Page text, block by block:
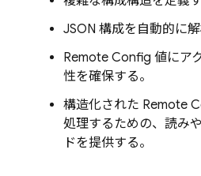
JSON 構成を自動的に解
Remote Config 値にア
性を確保する。
構造化された Remote
処理するための、読み
ドを提供する。